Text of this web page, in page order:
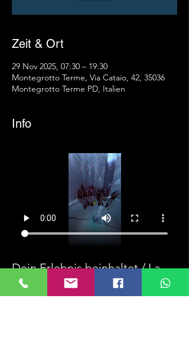
Zeit & Ort
29 Nov 2025, 07:30 – 19:30
Montegrotto Terme, Via Cataio, 42, 35036
Montegrotto Terme PD, Italien
Info
Dein Erlebnis beinhaltet / La
tua esperienza include: